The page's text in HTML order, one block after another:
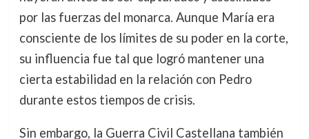
por las fuerzas del monarca. Aunque María era
consciente de los límites de su poder en la corte,
su influencia fue tal que logró mantener una
cierta estabilidad en la relación con Pedro
durante estos tiempos de crisis.
Sin embargo, la Guerra Civil Castellana también